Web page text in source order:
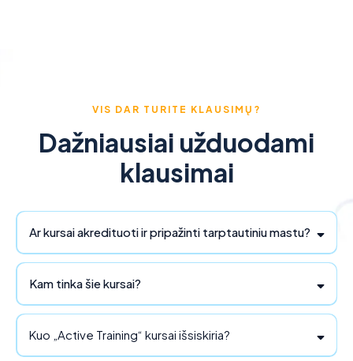
VIS DAR TURITE KLAUSIMŲ?
Dažniausiai užduodami
klausimai
Ar kursai akredituoti ir pripažinti tarptautiniu mastu?
Kam tinka šie kursai?
Kuo „Active Training“ kursai išsiskiria?